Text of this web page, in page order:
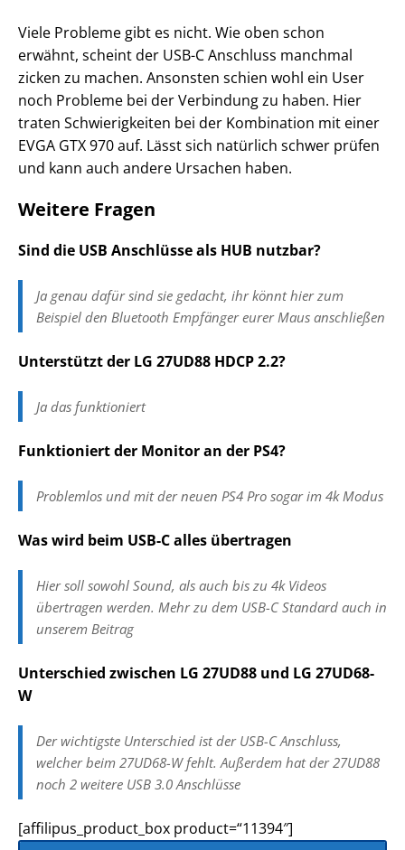
Viele Probleme gibt es nicht. Wie oben schon
erwähnt, scheint der USB-C Anschluss manchmal
zicken zu machen. Ansonsten schien wohl ein User
noch Probleme bei der Verbindung zu haben. Hier
traten Schwierigkeiten bei der Kombination mit einer
EVGA GTX 970 auf. Lässt sich natürlich schwer prüfen
und kann auch andere Ursachen haben.
Weitere Fragen
Sind die USB Anschlüsse als HUB nutzbar?
Ja genau dafür sind sie gedacht, ihr könnt hier zum
Beispiel den Bluetooth Empfänger eurer Maus anschließen
Unterstützt der LG 27UD88 HDCP 2.2?
Ja das funktioniert
Funktioniert der Monitor an der PS4?
Problemlos und mit der neuen PS4 Pro sogar im 4k Modus
Was wird beim USB-C alles übertragen
Hier soll sowohl Sound, als auch bis zu 4k Videos
übertragen werden. Mehr zu dem USB-C Standard auch in
unserem Beitrag
Unterschied zwischen LG 27UD88 und LG 27UD68-
W
Der wichtigste Unterschied ist der USB-C Anschluss,
welcher beim 27UD68-W fehlt. Außerdem hat der 27UD88
noch 2 weitere USB 3.0 Anschlüsse
[affilipus_product_box product=“11394″]